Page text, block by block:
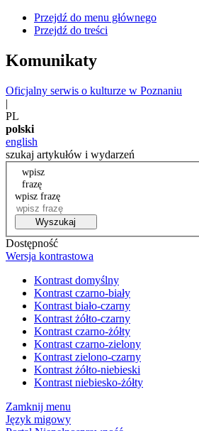
Przejdź do menu głównego
Przejdź do treści
Komunikaty
Oficjalny serwis o kulturze w Poznaniu
|
PL
polski
english
szukaj artykułów i wydarzeń
wpisz
frazę
wpisz frazę
Wyszukaj
Dostępność
Wersja kontrastowa
Kontrast domyślny
Kontrast czarno-biały
Kontrast biało-czarny
Kontrast żółto-czarny
Kontrast czarno-żółty
Kontrast czarno-zielony
Kontrast zielono-czarny
Kontrast żółto-niebieski
Kontrast niebiesko-żółty
Zamknij menu
Język migowy